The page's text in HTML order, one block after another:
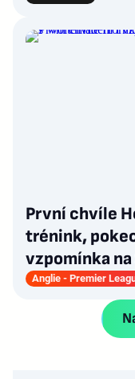
První chvíle
trénink,
vzpomínka
Anglie - Premier